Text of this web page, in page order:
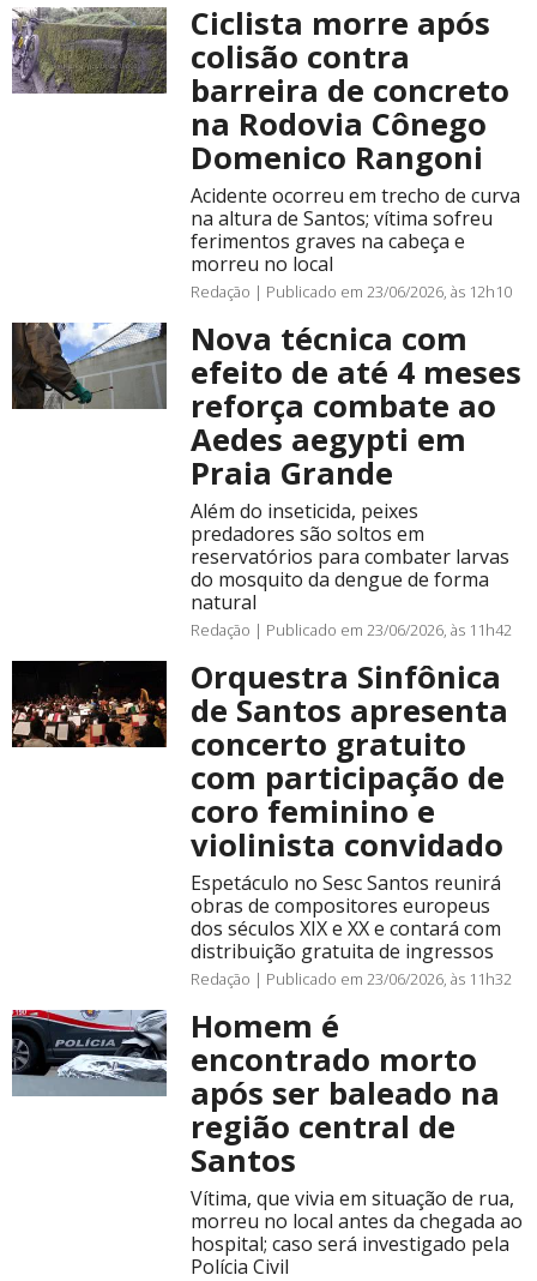
Ciclista morre após
colisão contra
barreira de concreto
na Rodovia Cônego
Domenico Rangoni
Acidente ocorreu em trecho de curva
na altura de Santos; vítima sofreu
ferimentos graves na cabeça e
morreu no local
Redação | Publicado em 23/06/2026, às 12h10
Nova técnica com
efeito de até 4 meses
reforça combate ao
Aedes aegypti em
Praia Grande
Além do inseticida, peixes
predadores são soltos em
reservatórios para combater larvas
do mosquito da dengue de forma
natural
Redação | Publicado em 23/06/2026, às 11h42
Orquestra Sinfônica
de Santos apresenta
concerto gratuito
com participação de
coro feminino e
violinista convidado
Espetáculo no Sesc Santos reunirá
obras de compositores europeus
dos séculos XIX e XX e contará com
distribuição gratuita de ingressos
Redação | Publicado em 23/06/2026, às 11h32
Homem é
encontrado morto
após ser baleado na
região central de
Santos
Vítima, que vivia em situação de rua,
morreu no local antes da chegada ao
hospital; caso será investigado pela
Polícia Civil